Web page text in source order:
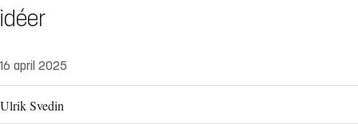
idéer
16 april 2025
Ulrik Svedin